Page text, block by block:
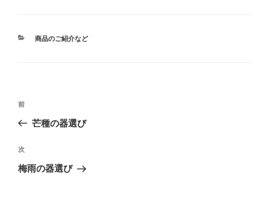
カ
商品のご紹介など
投
ナ
ビ
ゲ
前
の
稿
前
芒種の器選び
次
の
次
梅雨の器選び